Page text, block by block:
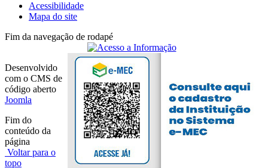
Acessibilidade
Mapa do site
Fim da navegação de rodapé
Desenvolvido
com o CMS de
código aberto
Joomla
Fim do
conteúdo da
página
Voltar para o
topo